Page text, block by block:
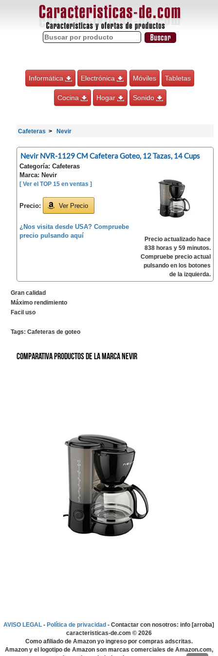
Informática Electrónica Móviles Tabletas
Cocina Hogar Sonido
Cafeteras Nevir
Nevir NVR-1129 CM Cafetera Goteo, 12 Tazas, 14 Cups
Categoría: Cafeteras
Marca: Nevir
[ Ver el TOP 15 en ventas ]
Precio: Ver Precio
¿Nos visita desde USA? Compruebe
precio pulsando aquí
Precio actualizado hace
838 horas y 59 minutos.
Compruebe precio actual
pulsando en los botones
de la izquierda.
Gran calidad
Máximo rendimiento
Facil uso
Tags: Cafeteras de goteo
Comparativa productos de la marca Nevir
AVISO LEGAL -Política de privacidad - Contactar con nosotros: info [arroba]
caracteristicas-de.com © 2026
Como afiliado de Amazon yo ingreso por compras adscritas.
Amazon y el logotipo de Amazon son marcas comerciales de Amazon.com,